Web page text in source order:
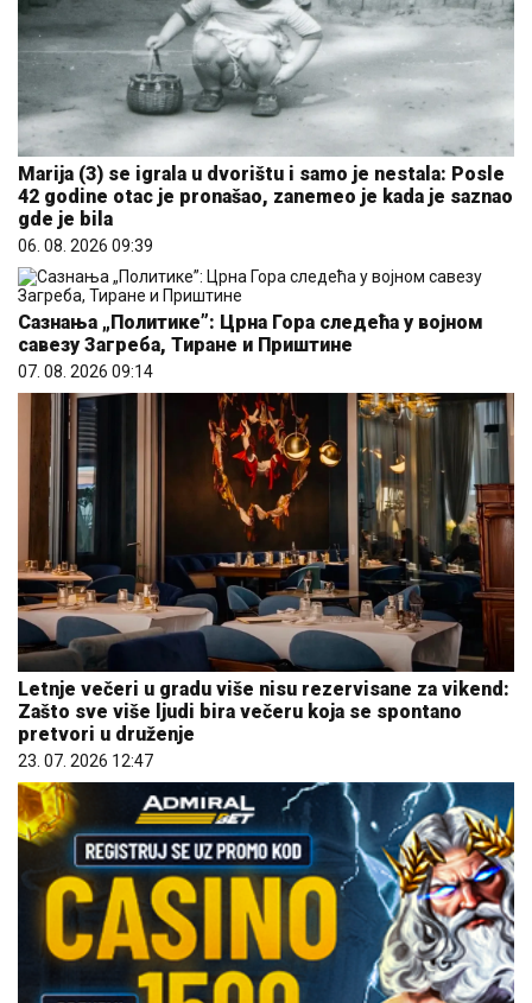
Marija (3) se igrala u dvorištu i samo je nestala: Posle
42 godine otac je pronašao, zanemeo je kada je saznao
gde je bila
06. 08. 2026 09:39
Сазнања „Политике”: Црна Гора следећа у војном
савезу Загреба, Тиране и Приштине
07. 08. 2026 09:14
Letnje večeri u gradu više nisu rezervisane za vikend:
Zašto sve više ljudi bira večeru koja se spontano
pretvori u druženje
23. 07. 2026 12:47